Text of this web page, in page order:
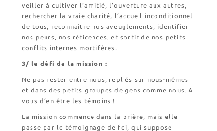
veiller à cultiver l’amitié, l’ouverture aux autres,
rechercher la vraie charité, l’accueil inconditionnel
de tous, reconnaître nos aveuglements, identifier
nos peurs, nos réticences, et sortir de nos petits
conflits internes mortifères.
3/ le défi de la mission :
Ne pas rester entre nous, repliés sur nous-mêmes
et dans des petits groupes de gens comme nous. A
vous d’en être les témoins !
La mission commence dans la prière, mais elle
passe par le témoignage de foi, qui suppose